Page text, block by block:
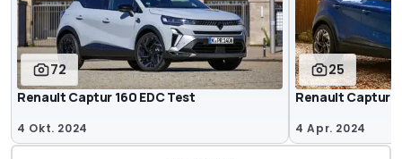
72
Renault Captur 160 EDC Test
4 Okt. 2024
25
Renault Captur
4 Apr. 2024